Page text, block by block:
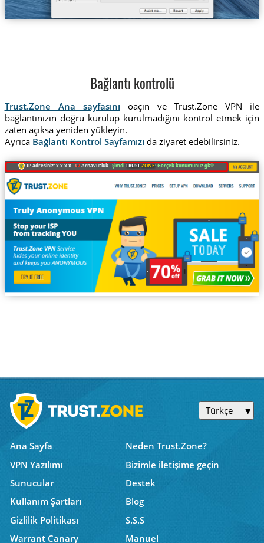
Bağlantı kontrolü
Trust.Zone Ana sayfasını oaçın ve Trust.Zone VPN ile
bağlantınızın doğru kurulup kurulmadığını kontrol etmek için
zaten açıksa yeniden yükleyin.
Ayrıca Bağlantı Kontrol Sayfamızı da ziyaret edebilirsiniz.
IP adresiniz: x.x.x.x · Arnavutluk ·ŞimdiTRUST.ZONE! Gerçek konumunuz gizli!
Türkçe
Ana Sayfa
Neden Trust.Zone?
VPN Yazılımı
Bizimle iletişime geçin
Sunucular
Destek
Kullanım Şartları
Blog
Gizlilik Politikası
S.S.S
Warrant Canary
Manuel